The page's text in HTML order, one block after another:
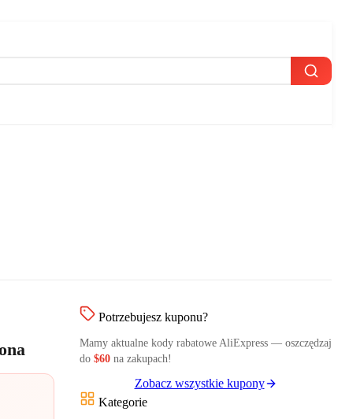
Potrzebujesz kuponu?
Mamy aktualne kody rabatowe AliExpress — oszczędzaj
do $60 na zakupach!
Zobacz wszystkie kupony
Kategorie